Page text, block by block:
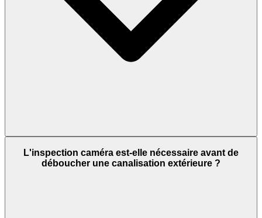
L'inspection caméra est-elle nécessaire avant de
déboucher une canalisation extérieure ?